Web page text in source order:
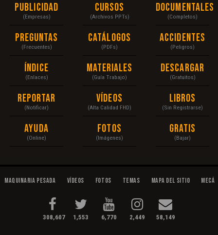
Publicidad
(Empresas)
Preguntas
(Frecuentes)
Índice
(Enlaces)
Reportar
(Notificar)
Ayuda
(Online)
Cursos
(Archivos PPTs)
Catálogos
(PDFs)
Materiales
(Guía Trabajo)
Vídeos
(Alta Calidad FHD)
Fotos
(Imágenes)
Documentales
(Completos)
Accidentes
(Peligros)
Descargar
(Gratuitos)
Libros
(Sin Registrarse)
Gratis
(Bajar)
Maquinaria Pesada Vídeos Fotos Temas Mapa del Sitio
308,607 1,553 6,770 2,449 58,149